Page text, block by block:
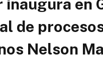
inaugura en
de
Nelson